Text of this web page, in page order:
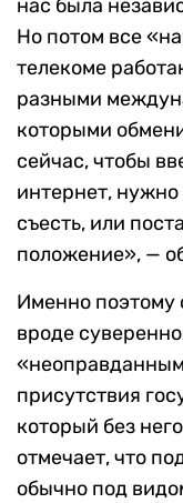
нас была
Но потом все
телекоме
разными
которыми
сейчас, чтобы
интернет, нужно
съесть, или
положение», —
Именно поэтому
вроде
присутствия
который без
отмечает, что
обычно под